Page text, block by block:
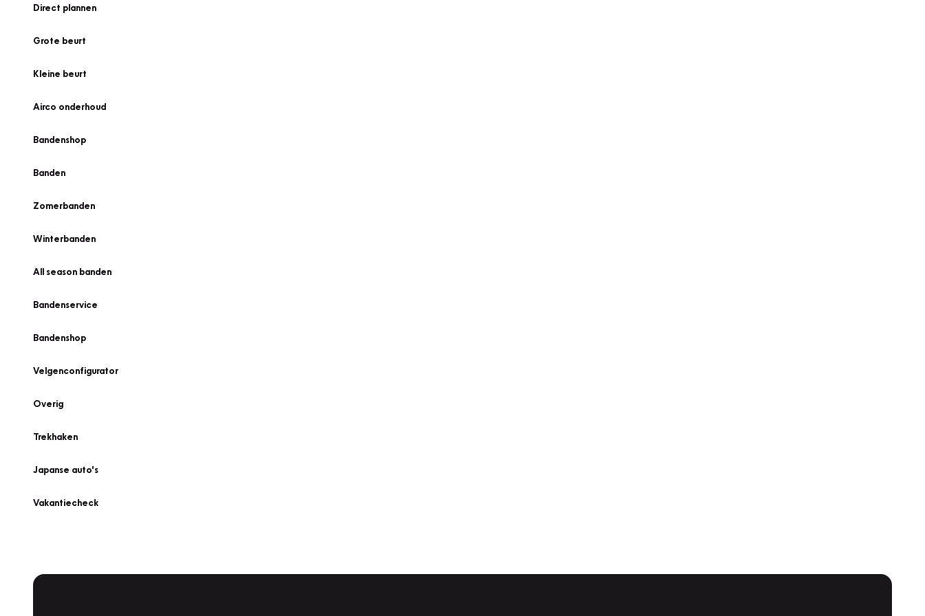
Direct plannen
Grote beurt
Kleine beurt
Airco onderhoud
Bandenshop
Banden
Zomerbanden
Winterbanden
All season banden
Bandenservice
Bandenshop
Velgenconfigurator
Overig
Trekhaken
Japanse auto's
Vakantiecheck